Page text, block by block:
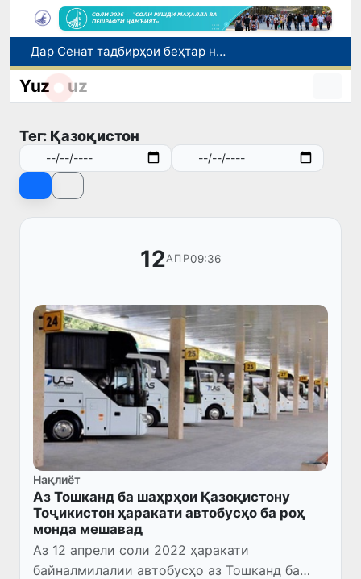
Дар Сенат тадбирҳои беҳтар намудани мавқеи Ӯзбекистон дар рейтингҳо ва индексҳои байналмилалӣ баррасӣ шуданд
Сарвари ВКХ-и Ӯзбекистон бо роҳбарияти Ҳиндустон музокирот анҷом дода, дар Форуми соҳибкории Ӯзбекистону Ҳиндустон иштирок кард
Дар моҳи июл дар Ӯзбекистон нархи маҳсулоти озуқаворӣ коҳиш ёфт, аммо баъзе молу хидматрасониҳо гарон шуданд
Yuz uz
Тег: Қазоқистон
12АПР09:36
Нақлиёт
Аз Тошканд ба шаҳрҳои Қазоқистону
Тоҷикистон ҳаракати автобусҳо ба роҳ
монда мешавад
Аз 12 апрели соли 2022 ҳаракати
байналмилалии автобусҳо аз Тошканд ба